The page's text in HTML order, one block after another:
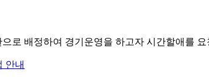
로 배정하여 경기운영을 하고자 시간할애를
안내